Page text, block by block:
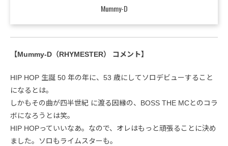
Mummy-D
【Mummy-D（RHYMESTER） コメント】
HIP HOP 生誕 50 年の年に、53 歳にしてソロデビューすること
になるとは。
しかもその曲が四半世紀 に渡る因縁の、BOSS THE MCとのコラ
ボになろうとは笑。
HIP HOPっていいなあ。なので、オレはもっと頑張ることに決め
ました。ソロもライムスターも。